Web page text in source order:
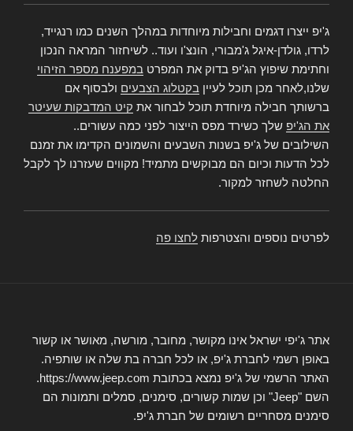
ג'יפ ייצרו דגמים וחבילות מיוחדות במהלך השנים כמו רנגייד,
לרדו, גולדן-איגל ג'מבורי, הונצ'ו ועוד.. לשיחזור המראה הנכון
וחתימת שיפוץ הג'יפ בדוק את המפרט במפענח מספר הזיהוי
שלנו,לאחר מכן תוכל לעיין בקטלוג הצבעים ולבסוף אם
ברשותך חבילה מיוחדת תוכל לבחור את קיט המדבקות שעיטר
את הג'יפ שלך כשירד מפס הייצור לפני כמה עשורים..
השילובים של ג'יפ בשנות השבעים והשמונים הקדימו את זמנם
לכל הדעות וכיום הם מבוקשים מתמיד! מקווים שעזרנו לך לקבל
החלטה לשחזר למקור.
לפרטים נוספים והצטרפות לחצו פה
אתר ג'יפי ישראל אינו מקושר, מחובר, מורשה, מאושר או קשור
באופן רשמי לחברת ג'יפ, או לכל חברה בת שלה או שותפיה.
האתר הרשמי של ג'יפ נמצא בכתובת https://www.jeep.com.
השם "Jeep" וכן שמות קשורים, סימנים, סמלים ותמונות הם
סימנים מסחריים רשומים של חברת ג'יפ.